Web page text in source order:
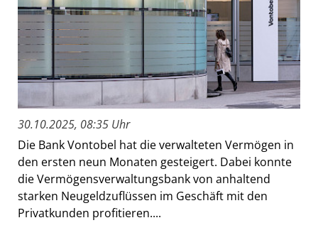
30.10.2025, 08:35 Uhr
Die Bank Vontobel hat die verwalteten Vermögen in
den ersten neun Monaten gesteigert. Dabei konnte
die Vermögensverwaltungsbank von anhaltend
starken Neugeldzuflüssen im Geschäft mit den
Privatkunden profitieren....